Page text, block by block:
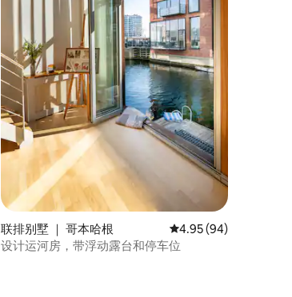
联排别墅 ｜ 哥本哈根 平均评分 4.95 分（满
4.95 (94)
设计运河房，带浮动露台和停车位